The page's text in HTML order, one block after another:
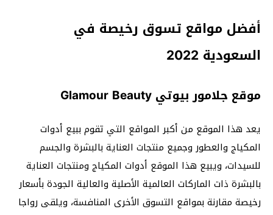
أفضل مواقع تسوق رخيصة في
السعودية 2022
موقع جلامور بيوتي Glamour Beauty
يعد هذا الموقع من أكبر المواقع التي تقوم ببيع أدوات
المكياج والعطور وجميع منتجات العناية بالبشرة والجسم
للسيدات، ويبيع هذا الموقع أدوات المكياج ومنتجات العناية
بالبشرة ذات الماركات العالمية الأصلية والعالية الجودة بأسعار
رخيصة مقارنة بمواقع التسوق الأخرى المنافسة، ويلقى رواجا